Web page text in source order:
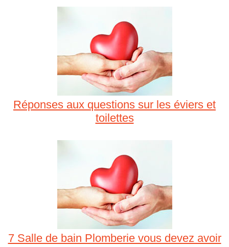
Réponses aux questions sur les éviers et
toilettes
7 Salle de bain Plomberie vous devez avoir